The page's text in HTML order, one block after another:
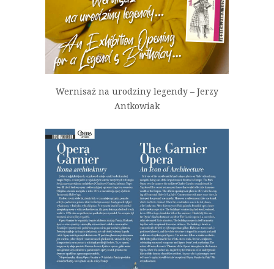
Wernisaż na urodziny legendy – Jerzy
Antkowiak